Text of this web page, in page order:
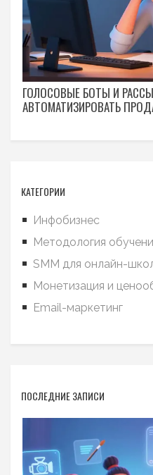
ГОЛОСОВЫЕ БОТЫ И
АВТОМАТИЗИРОВАТЬ
КАТЕГОРИИ
Инфобизнес
Методология
SMM для онлайн-
Монетизация и
Email-маркетинг
ПОСЛЕДНИЕ ЗАПИСИ